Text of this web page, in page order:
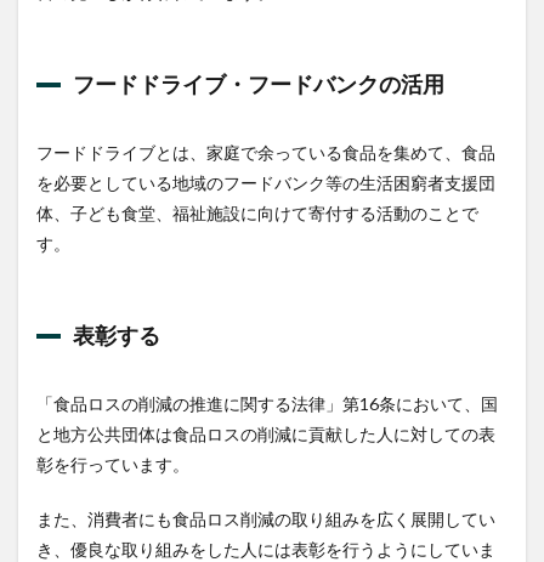
フードドライブ・フードバンクの活用
フードドライブとは、家庭で余っている食品を集めて、食品
を必要としている地域のフードバンク等の生活困窮者支援団
体、子ども食堂、福祉施設に向けて寄付する活動のことで
す。
表彰する
「食品ロスの削減の推進に関する法律」第16条において、国
と地方公共団体は食品ロスの削減に貢献した人に対しての表
彰を行っています。
また、消費者にも食品ロス削減の取り組みを広く展開してい
き、優良な取り組みをした人には表彰を行うようにしていま